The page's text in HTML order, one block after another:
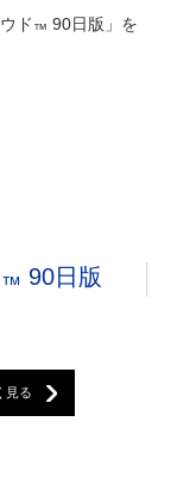
ド ™ 90日版」を
™ 90日版
見る